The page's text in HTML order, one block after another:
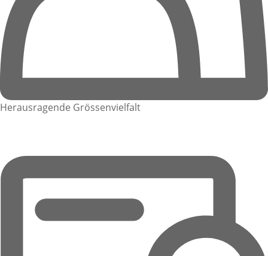
Herausragende Grössenvielfalt